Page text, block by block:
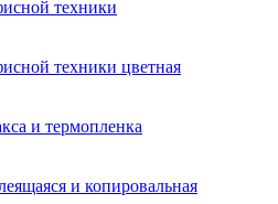
техники
техники цветная
и термопленка
и копировальная